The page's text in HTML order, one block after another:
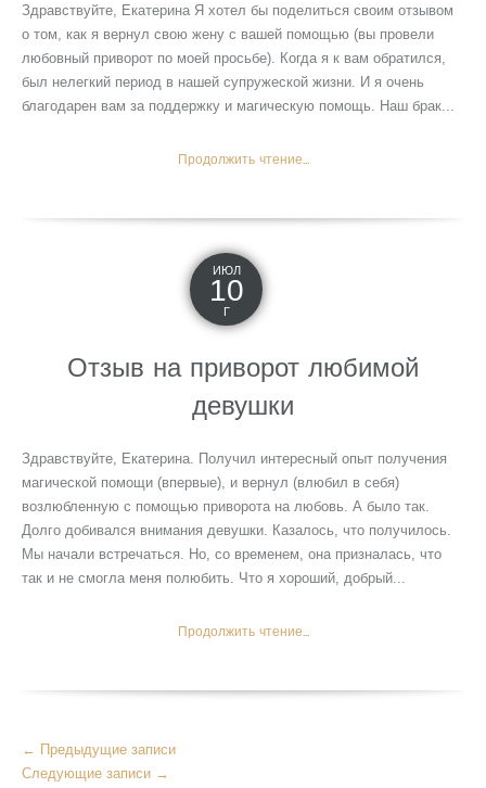
Здравствуйте, Екатерина Я хотел бы поделиться своим отзывом
о том, как я вернул свою жену с вашей помощью (вы провели
любовный приворот по моей просьбе). Когда я к вам обратился,
был нелегкий период в нашей супружеской жизни. И я очень
благодарен вам за поддержку и магическую помощь. Наш брак...
Продолжить чтение...
ИЮЛ
10
Г
Отзыв на приворот любимой
девушки
Здравствуйте, Екатерина. Получил интересный опыт получения
магической помощи (впервые), и вернул (влюбил в себя)
возлюбленную с помощью приворота на любовь. А было так.
Долго добивался внимания девушки. Казалось, что получилось.
Мы начали встречаться. Но, со временем, она призналась, что
так и не смогла меня полюбить. Что я хороший, добрый...
Продолжить чтение...
Больше
статей
← Предыдущие записи
Следующие записи →